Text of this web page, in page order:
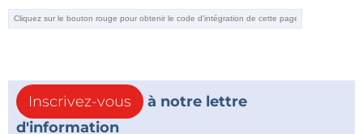
Inscrivez-vous
à notre lettre
d'information